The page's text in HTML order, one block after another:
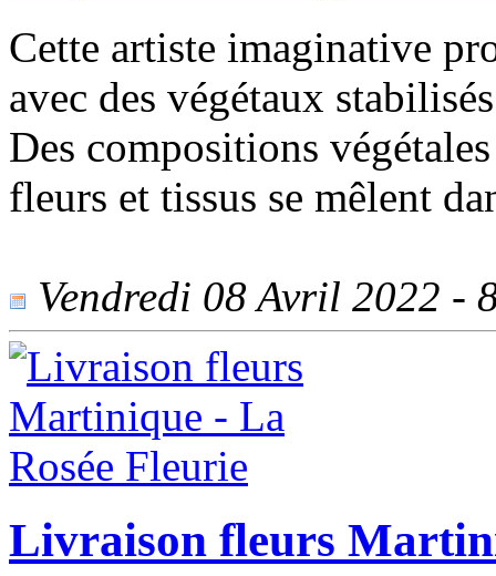
Cette artiste imaginative
avec des végétaux
Des compositions
fleurs et tissus se mêlent
Vendredi 08 Avril 2022 -
Livraison fleurs